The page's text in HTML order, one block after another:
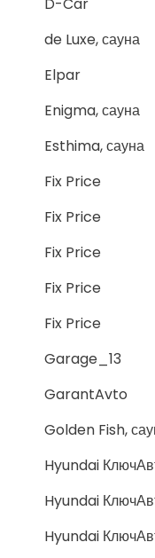
D-Car
de Luxe, сауна
Elpar
Enigma, сауна
Esthima, сауна
Fix Price
Fix Price
Fix Price
Fix Price
Fix Price
Garage_13
GarantAvto
Golden Fish,
Hyundai
Hyundai
Hyundai